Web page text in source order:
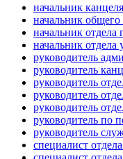
начальник
начальник общего
начальник отдела
начальник отдела
руководитель
руководитель
руководитель
руководитель
руководитель
руководитель по
руководитель
специалист